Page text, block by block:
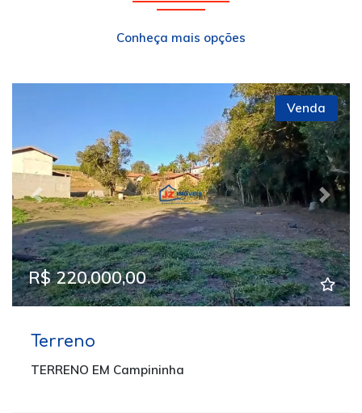
Conheça mais opções
Previous Next
Venda
R$ 220.000,00
Terreno
TERRENO EM Campininha